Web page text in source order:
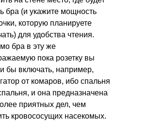
бра (и укажите мощность
которую планируете
для удобства чтения.
бра в эту же
пока розетку вы
бы включать, например,
от комаров, ибо спальня
и она предназначена
приятных дел, чем
кровососущих насекомых.